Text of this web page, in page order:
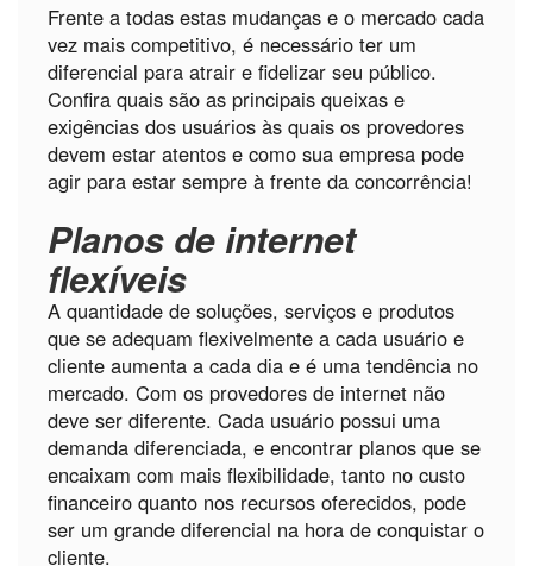
Frente a todas estas mudanças e o mercado cada
vez mais competitivo, é necessário ter um
diferencial para atrair e fidelizar seu público.
Confira quais são as principais queixas e
exigências dos usuários às quais os provedores
devem estar atentos e como sua empresa pode
agir para estar sempre à frente da concorrência!
Planos de internet
flexíveis
A quantidade de soluções, serviços e produtos
que se adequam flexivelmente a cada usuário e
cliente aumenta a cada dia e é uma tendência no
mercado. Com os provedores de internet não
deve ser diferente. Cada usuário possui uma
demanda diferenciada, e encontrar planos que se
encaixam com mais flexibilidade, tanto no custo
financeiro quanto nos recursos oferecidos, pode
ser um grande diferencial na hora de conquistar o
cliente.